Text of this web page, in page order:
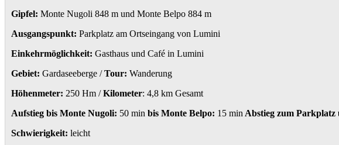
Gipfel: Monte Nugoli 848 m und Monte Belpo 884 m
Ausgangspunkt: Parkplatz am Ortseingang von Lumini
Einkehrmöglichkeit: Gasthaus und Café in Lumini
Gebiet: Gardaseeberge /Tour: Wanderung
Höhenmeter: 250 Hm /Kilometer: 4,8 km Gesamt
Aufstieg bis Monte Nugoli: 50 min bis Monte Belpo: 15 min Abstieg zum Parkplatz
Schwierigkeit: leicht